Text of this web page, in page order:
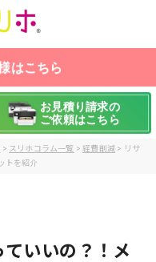
はこちら
お見積り請求の
ご依頼はこちら
> スリホコラム一覧 > 経費削減 > リサ
トを紹介
いいの？！メ